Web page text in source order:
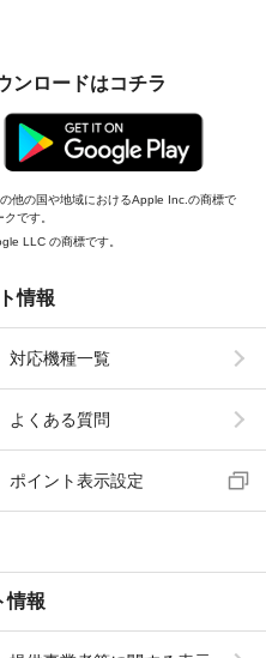
ンロードはコチラ
他の国や地域におけるApple Inc.の商標で
です。
LLC の商標です。
情報
対応機種一覧
よくある質問
ポイント表示設定
情報